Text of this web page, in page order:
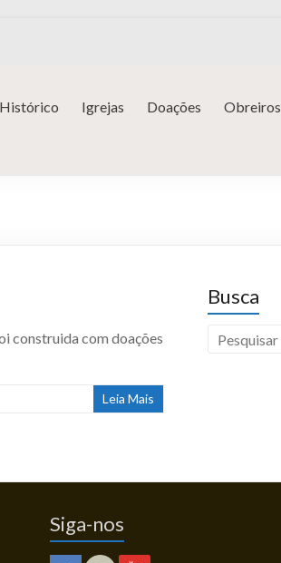
Histórico Igrejas Doações Obreiros
construida com doações
Leia Mais
Busca
Siga-nos